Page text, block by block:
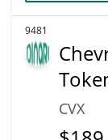
9481
CVX